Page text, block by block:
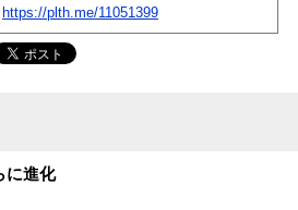
https://plth.me/11051399
に進化